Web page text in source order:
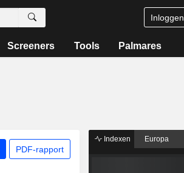
Inloggen
Screeners Tools Palmares
PDF-rapport
Indexen Europa